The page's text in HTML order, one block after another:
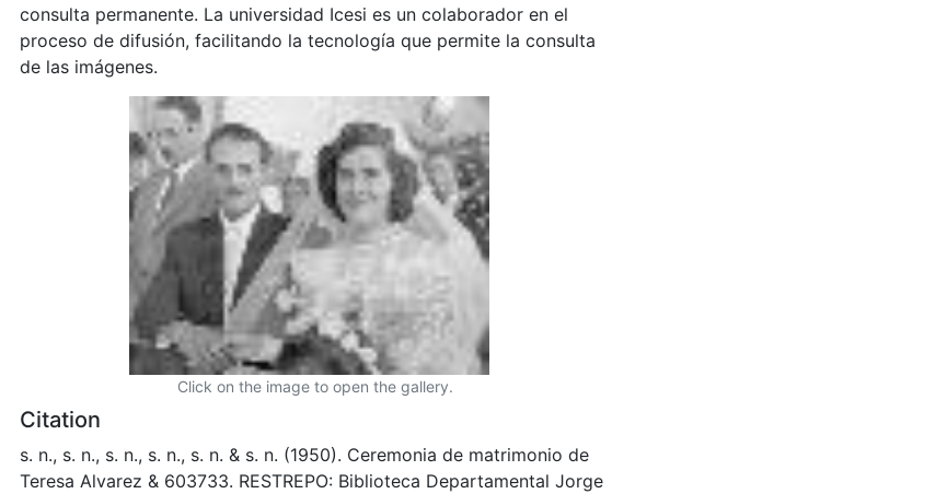
consulta permanente. La universidad Icesi es un colaborador en el
proceso de difusión, facilitando la tecnología que permite la consulta
de las imágenes.
Click on the image to open the gallery.
Citation
s. n., s. n., s. n., s. n., s. n. & s. n. (1950). Ceremonia de matrimonio de
Teresa Alvarez & 603733. RESTREPO: Biblioteca Departamental Jorge